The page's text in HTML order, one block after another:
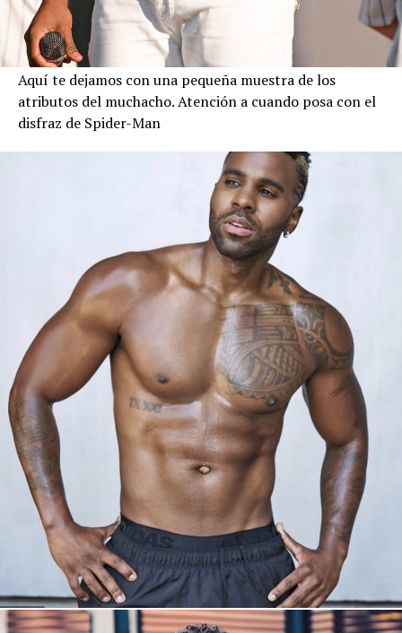
Aquí te dejamos con una pequeña muestra de los
atributos del muchacho. Atención a cuando posa con el
disfraz de Spider-Man